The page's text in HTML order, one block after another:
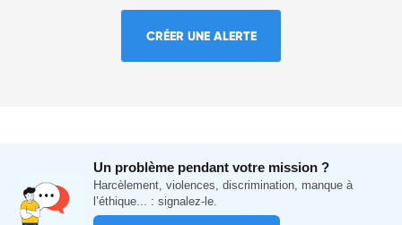
CRÉER UNE ALERTE
Un problème pendant votre mission ?
Harcèlement, violences, discrimination, manque à
l’éthique... : signalez-le.